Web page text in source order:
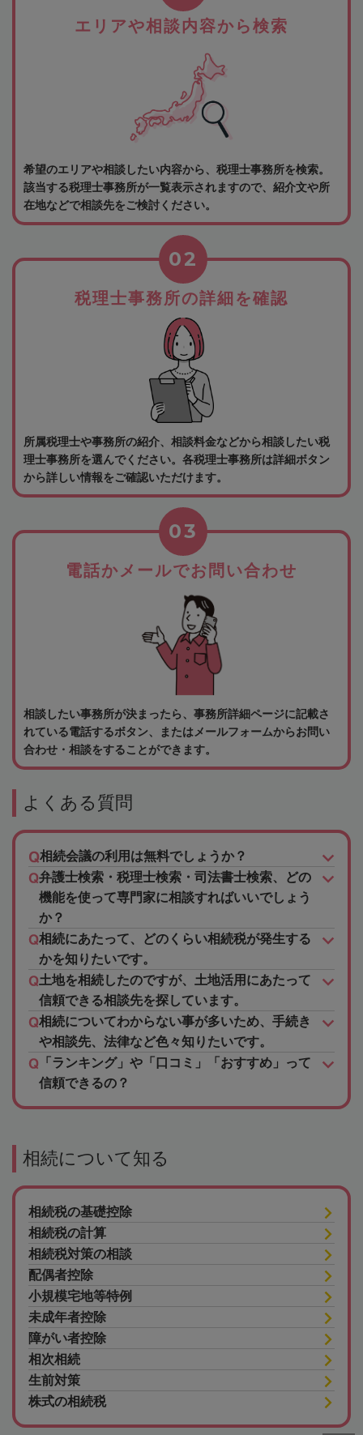
エリアや相談内容から検索
希望のエリアや相談したい内容から、税理士事務所を検索。
該当する税理士事務所が一覧表示されますので、紹介文や所
在地などで相談先をご検討ください。
税理士事務所の詳細を確認
02
所属税理士や事務所の紹介、相談料金などから相談したい税
理士事務所を選んでください。各税理士事務所は詳細ボタン
から詳しい情報をご確認いただけます。
電話かメールでお問い合わせ
03
相談したい事務所が決まったら、事務所詳細ページに記載さ
れている電話するボタン、またはメールフォームからお問い
合わせ・相談をすることができます。
よくある質問
相続会議の利用は無料でしょうか？
弁護士検索・税理士検索・司法書士検索、どの
機能を使って専門家に相談すればいいでしょう
か？
相続にあたって、どのくらい相続税が発生する
かを知りたいです。
土地を相続したのですが、土地活用にあたって
信頼できる相談先を探しています。
相続についてわからない事が多いため、手続き
や相談先、法律など色々知りたいです。
「ランキング」や「口コミ」「おすすめ」って
信頼できるの？
相続について知る
相続税の基礎控除
相続税の計算
相続税対策の相談
配偶者控除
小規模宅地等特例
未成年者控除
障がい者控除
相次相続
生前対策
株式の相続税